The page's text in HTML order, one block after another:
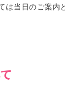
当日のご案内